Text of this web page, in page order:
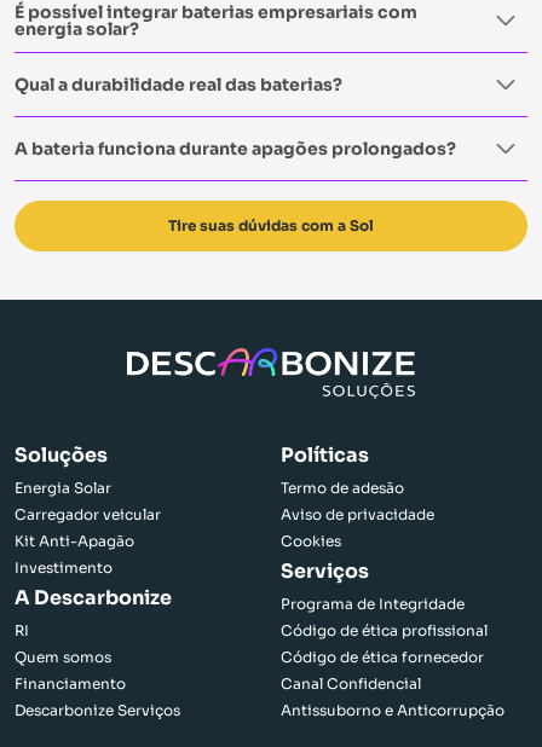
É possível integrar baterias empresariais com
energia solar?
Qual a durabilidade real das baterias?
A bateria funciona durante apagões prolongados?
Tire suas dúvidas com a Sol
Soluções
Energia Solar
Carregador veicular
Kit Anti-Apagão
Investimento
A Descarbonize
RI
Quem somos
Financiamento
Descarbonize Serviços
Políticas
Termo de adesão
Aviso de privacidade
Cookies
Serviços
Programa de Integridade
Código de ética profissional
Código de ética fornecedor
Canal Confidencial
Antissuborno e Anticorrupção